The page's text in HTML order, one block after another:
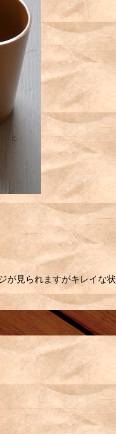
見られますがキレイな状